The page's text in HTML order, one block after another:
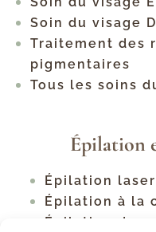
Soin du visage
Traitement des
pigmentaires
Tous les soins
Épilation
Épilation laser
Épilation à la
Épilation des